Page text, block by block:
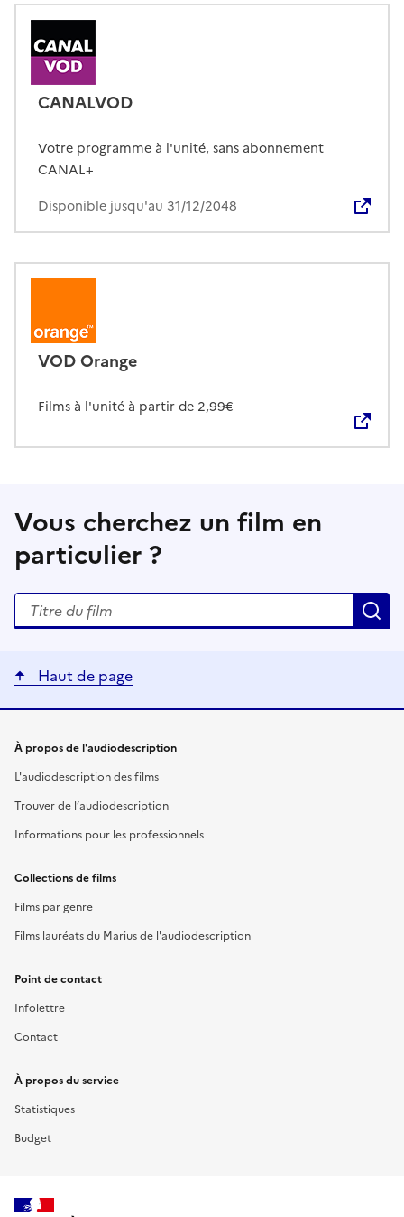
CANALVOD
Votre programme à l'unité, sans abonnement
CANAL+
Disponible jusqu'au 31/12/2048
VOD Orange
Films à l'unité à partir de 2,99€
Vous cherchez un film en
particulier ?
Rechercher un titre de film
Haut de page
Liens utiles
À propos de l'audiodescription
L'audiodescription des films
Trouver de l’audiodescription
Informations pour les professionnels
Collections de films
Films par genre
Films lauréats du Marius de l'audiodescription
Point de contact
Infolettre
Contact
À propos du service
Statistiques
Budget